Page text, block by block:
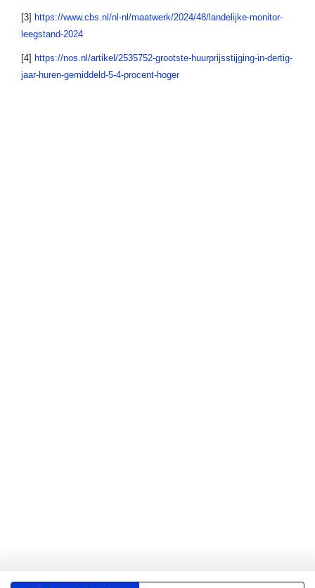
[3] https://www.cbs.nl/nl-nl/maatwerk/2024/48/landelijke-monitor-
leegstand-2024
[4] https://nos.nl/artikel/2535752-grootste-huurprijsstijging-in-dertig-
jaar-huren-gemiddeld-5-4-procent-hoger